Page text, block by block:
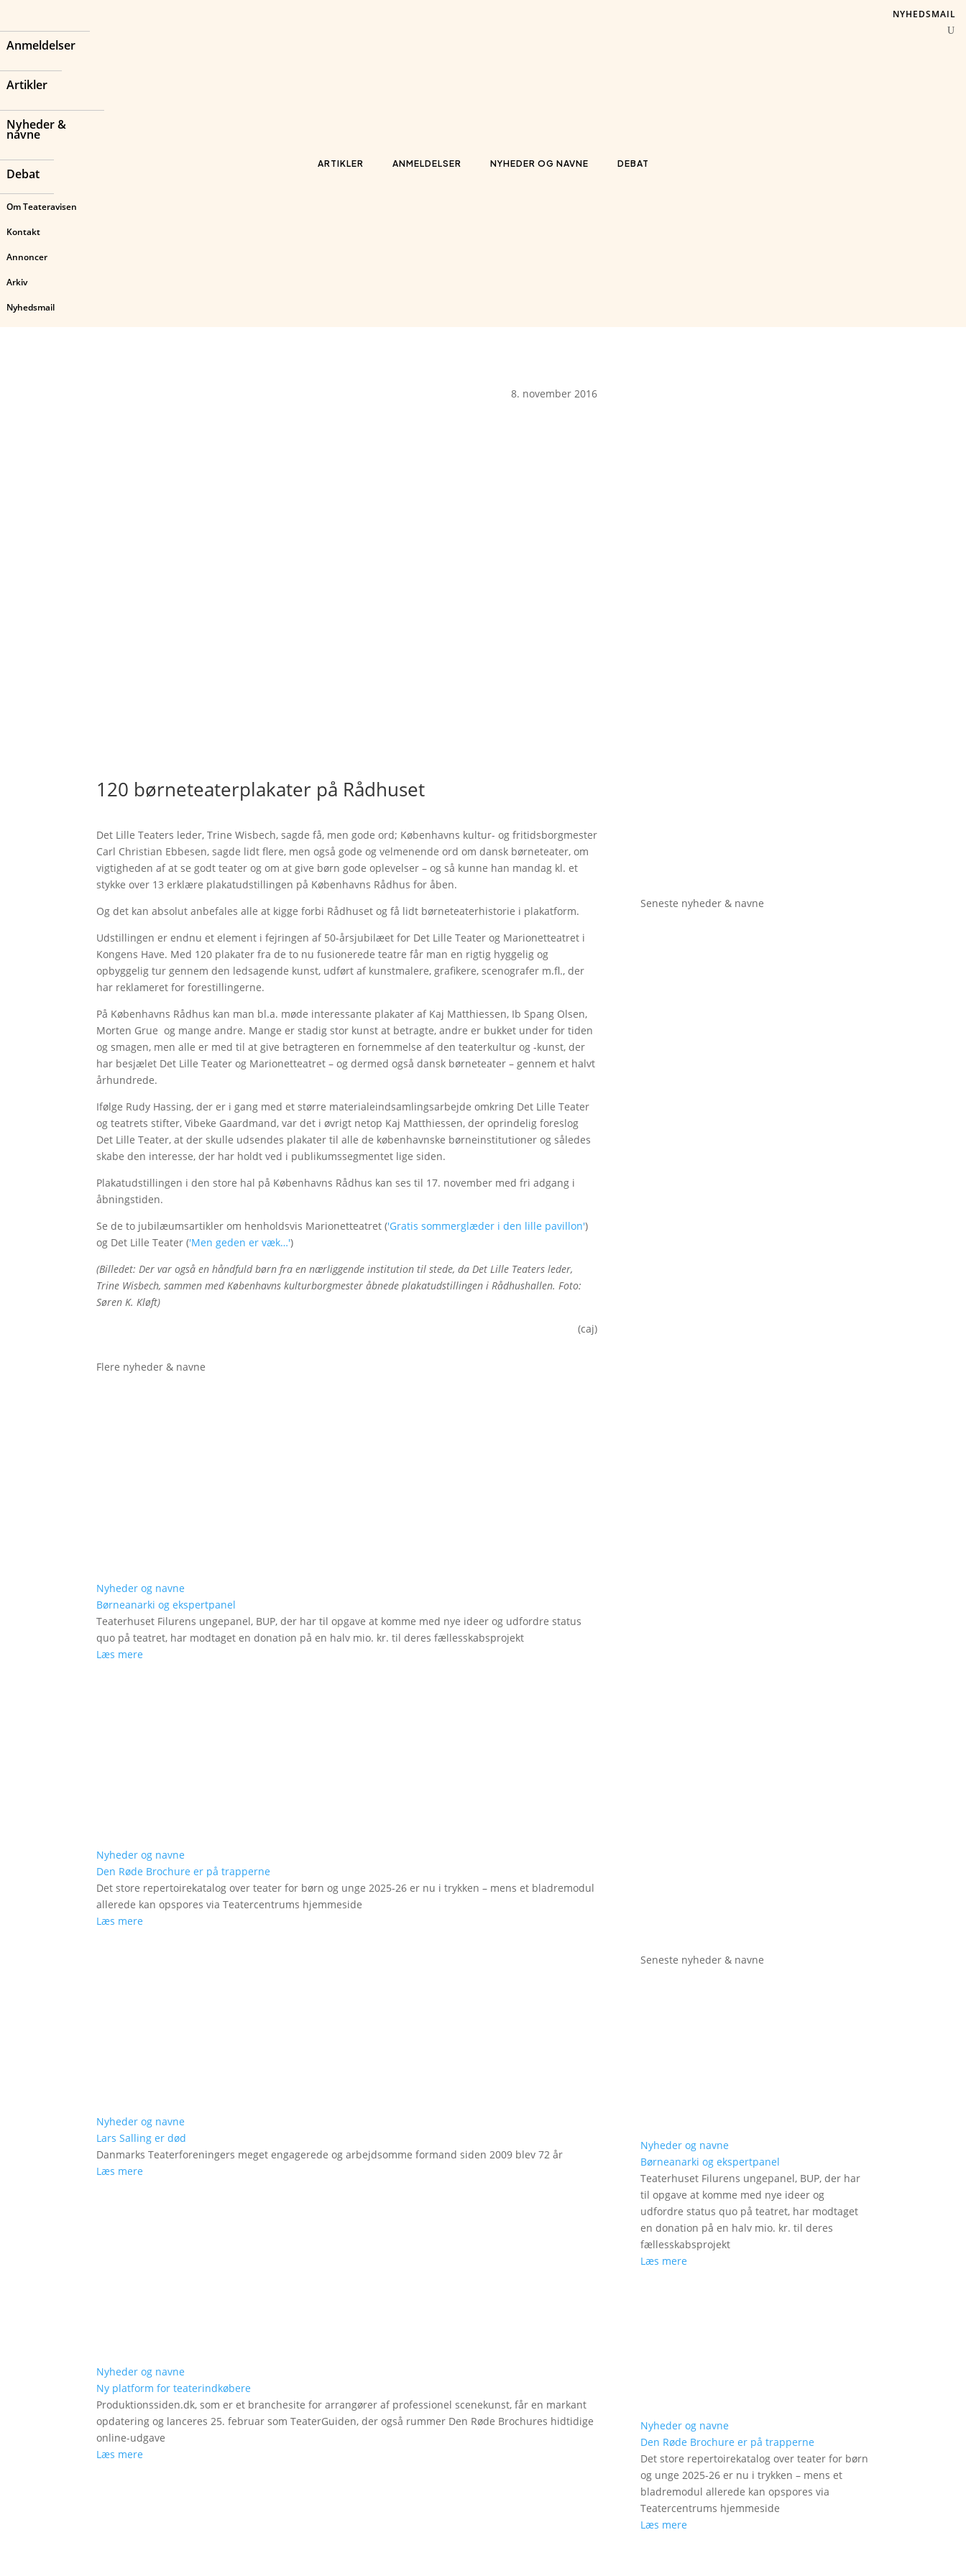
Anmeldelser
Artikler
Nyheder &
navne
Debat
Om Teateravisen
Kontakt
Annoncer
Arkiv
Nyhedsmail
ARTIKLER ANMELDELSER NYHEDER OG NAVNE DEBAT
NYHEDSMAIL
8. november 2016
120 børneteaterplakater på Rådhuset
Det Lille Teaters leder, Trine Wisbech, sagde få, men gode ord; Københavns kultur- og fritidsborgmester
Carl Christian Ebbesen, sagde lidt flere, men også gode og velmenende ord om dansk børneteater, om
vigtigheden af at se godt teater og om at give børn gode oplevelser – og så kunne han mandag kl. et
stykke over 13 erklære plakatudstillingen på Københavns Rådhus for åben.
Og det kan absolut anbefales alle at kigge forbi Rådhuset og få lidt børneteaterhistorie i plakatform.
Udstillingen er endnu et element i fejringen af 50-årsjubilæet for Det Lille Teater og Marionetteatret i
Kongens Have. Med 120 plakater fra de to nu fusionerede teatre får man en rigtig hyggelig og
opbyggelig tur gennem den ledsagende kunst, udført af kunstmalere, grafikere, scenografer m.fl., der
har reklameret for forestillingerne.
På Københavns Rådhus kan man bl.a. møde interessante plakater af Kaj Matthiessen, Ib Spang Olsen,
Morten Grue og mange andre. Mange er stadig stor kunst at betragte, andre er bukket under for tiden
og smagen, men alle er med til at give betragteren en fornemmelse af den teaterkultur og -kunst, der
har besjælet Det Lille Teater og Marionetteatret – og dermed også dansk børneteater – gennem et halvt
århundrede.
Ifølge Rudy Hassing, der er i gang med et større materialeindsamlingsarbejde omkring Det Lille Teater
og teatrets stifter, Vibeke Gaardmand, var det i øvrigt netop Kaj Matthiessen, der oprindelig foreslog
Det Lille Teater, at der skulle udsendes plakater til alle de københavnske børneinstitutioner og således
skabe den interesse, der har holdt ved i publikumssegmentet lige siden.
Plakatudstillingen i den store hal på Københavns Rådhus kan ses til 17. november med fri adgang i
åbningstiden.
Se de to jubilæumsartikler om henholdsvis Marionetteatret ('Gratis sommerglæder i den lille pavillon')
og Det Lille Teater ('Men geden er væk…')
(Billedet: Der var også en håndfuld børn fra en nærliggende institution til stede, da Det Lille Teaters leder,
Trine Wisbech, sammen med Københavns kulturborgmester åbnede plakatudstillingen i Rådhushallen. Foto:
Søren K. Kløft)
(caj)
Flere nyheder & navne
Nyheder og navne
Børneanarki og ekspertpanel
Teaterhuset Filurens ungepanel, BUP, der har til opgave at komme med nye ideer og udfordre status
quo på teatret, har modtaget en donation på en halv mio. kr. til deres fællesskabsprojekt
Læs mere
Nyheder og navne
Den Røde Brochure er på trapperne
Det store repertoirekatalog over teater for børn og unge 2025-26 er nu i trykken – mens et bladremodul
allerede kan opspores via Teatercentrums hjemmeside
Læs mere
Nyheder og navne
Lars Salling er død
Danmarks Teaterforeningers meget engagerede og arbejdsomme formand siden 2009 blev 72 år
Læs mere
Nyheder og navne
Ny platform for teaterindkøbere
Produktionssiden.dk, som er et branchesite for arrangører af professionel scenekunst, får en markant
opdatering og lanceres 25. februar som TeaterGuiden, der også rummer Den Røde Brochures hidtidige
online-udgave
Læs mere
Seneste nyheder & navne
Seneste nyheder & navne
Nyheder og navne
Børneanarki og ekspertpanel
Teaterhuset Filurens ungepanel, BUP, der har
til opgave at komme med nye ideer og
udfordre status quo på teatret, har modtaget
en donation på en halv mio. kr. til deres
fællesskabsprojekt
Læs mere
Nyheder og navne
Den Røde Brochure er på trapperne
Det store repertoirekatalog over teater for børn
og unge 2025-26 er nu i trykken – mens et
bladremodul allerede kan opspores via
Teatercentrums hjemmeside
Læs mere